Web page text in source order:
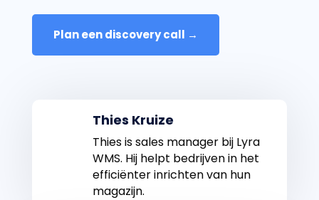
Plan een discovery call →
Thies Kruize
Thies is sales manager bij Lyra
WMS. Hij helpt bedrijven in het
efficiënter inrichten van hun
magazijn.